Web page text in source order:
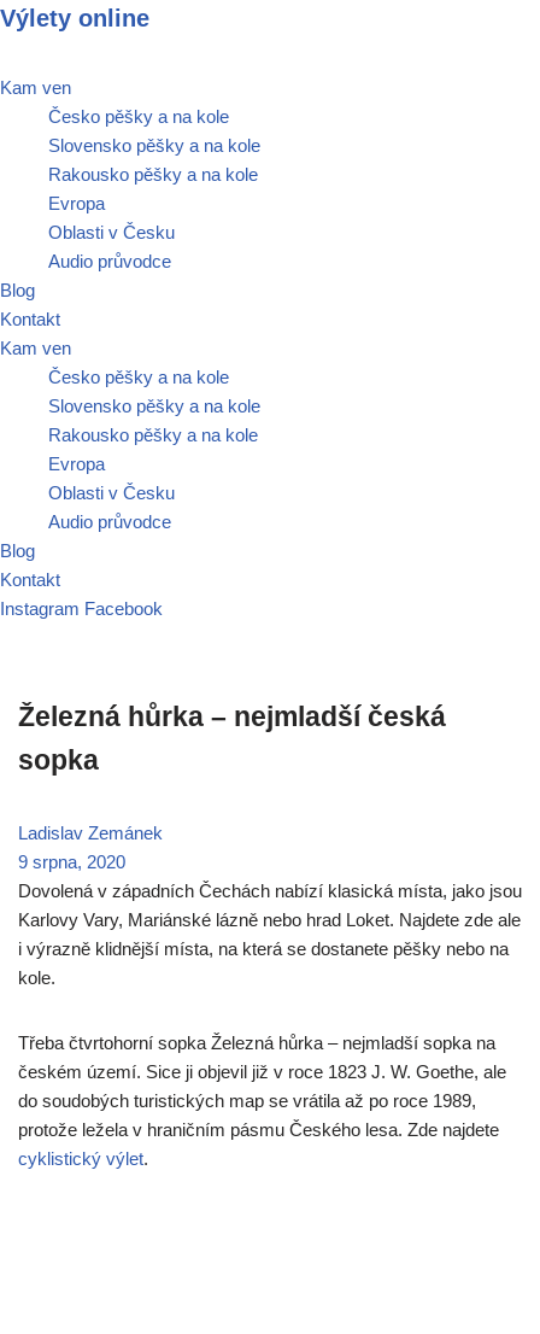
na
obsah
Výlety online
Kam ven
Česko pěšky a na kole
Slovensko pěšky a na kole
Rakousko pěšky a na kole
Evropa
Oblasti v Česku
Audio průvodce
Blog
Kontakt
Kam ven
Česko pěšky a na kole
Slovensko pěšky a na kole
Rakousko pěšky a na kole
Evropa
Oblasti v Česku
Audio průvodce
Blog
Kontakt
Instagram Facebook
Železná hůrka – nejmladší česká
sopka
Ladislav Zemánek
9 srpna, 2020
Dovolená v západních Čechách nabízí klasická místa, jako jsou
Karlovy Vary, Mariánské lázně nebo hrad Loket. Najdete zde ale
i výrazně klidnější místa, na která se dostanete pěšky nebo na
kole.
Třeba čtvrtohorní sopka Železná hůrka – nejmladší sopka na
českém území. Sice ji objevil již v roce 1823 J. W. Goethe, ale
do soudobých turistických map se vrátila až po roce 1989,
protože ležela v hraničním pásmu Českého lesa. Zde najdete
cyklistický výlet.